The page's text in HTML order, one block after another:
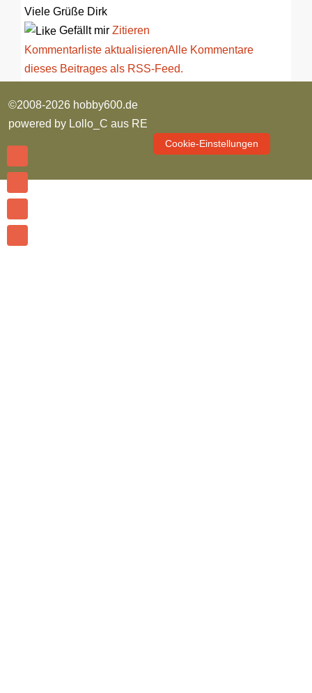
Viele Grüße Dirk
Gefällt mir Zitieren
Kommentarliste aktualisierenAlle Kommentare
dieses Beitrages als RSS-Feed.
©2008-2026 hobby600.de
powered by Lollo_C aus RE
Cookie-Einstellungen